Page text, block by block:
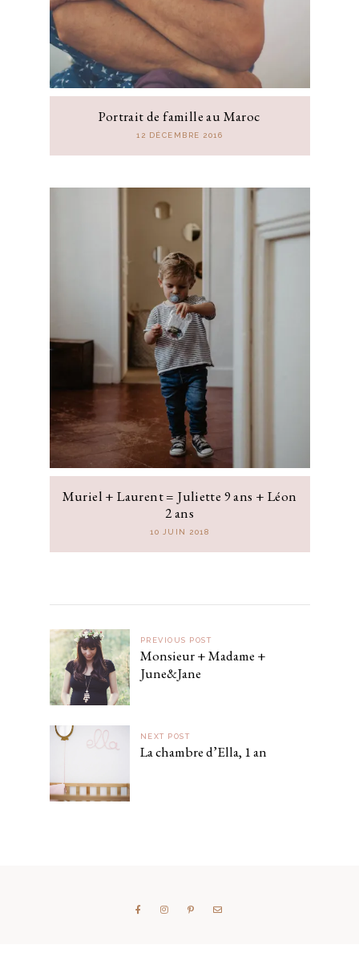
Portrait de famille au Maroc
12 DÉCEMBRE 2016
Muriel + Laurent = Juliette 9 ans + Léon
2 ans
10 JUIN 2018
PREVIOUS POST
Monsieur + Madame +
June&Jane
NEXT POST
La chambre d’Ella, 1 an